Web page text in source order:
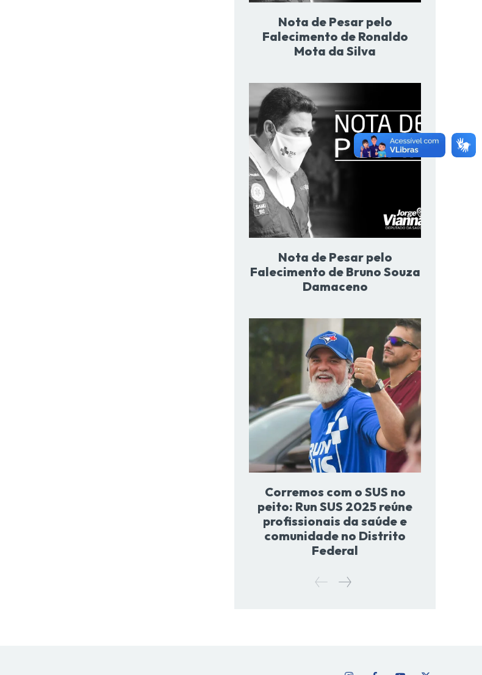
Nota de Pesar pelo
Falecimento de Ronaldo
Mota da Silva
Nota de Pesar pelo
Falecimento de Bruno Souza
Damaceno
Corremos com o SUS no
peito: Run SUS 2025 reúne
profissionais da saúde e
comunidade no Distrito
Federal